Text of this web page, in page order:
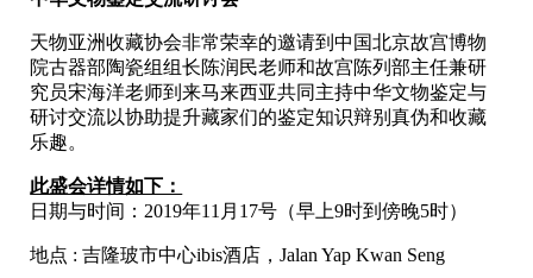
天物亚洲收藏协会非常荣幸的邀请到中国北京故宫博物
院古器部陶瓷组组长陈润民老师和故宫陈列部主任兼研
究员宋海洋老师到来马来西亚共同主持中华文物鉴定与
研讨交流以协助提升藏家们的鉴定知识辩别真伪和收藏
乐趣。
此盛会详情如下：
日期与时间：2019年11月17号（早上9时到傍晚5时）
地点 : 吉隆玻市中心ibis酒店，Jalan Yap Kwan Seng